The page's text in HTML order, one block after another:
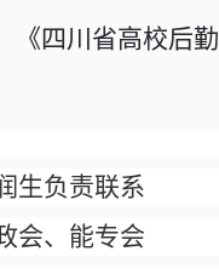
四川省高校后勤
生负责联系
会、能专会